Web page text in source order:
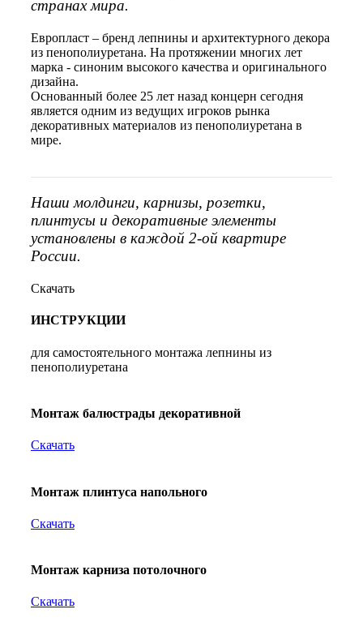
странах мира.
Европласт – бренд лепнины и архитектурного декора
из пенополиуретана. На протяжении многих лет
марка - синоним высокого качества и оригинального
дизайна.
Основанный более 25 лет назад концерн сегодня
является одним из ведущих игроков рынка
декоративных материалов из пенополиуретана в
мире.
Наши молдинги, карнизы, розетки,
плинтусы и декоративные элементы
установлены в каждой 2-ой квартире
России.
Скачать
ИНСТРУКЦИИ
для самостоятельного монтажа лепнины из
пенополиуретана
Монтаж балюстрады декоративной
Скачать
Монтаж плинтуса напольного
Скачать
Монтаж карниза потолочного
Скачать